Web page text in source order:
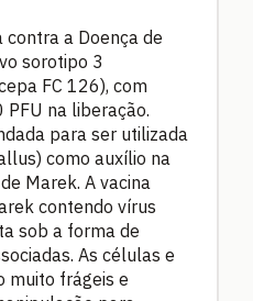
contra a Doença de
sorotipo 3
FC 126), com
na liberação.
para ser utilizada
como auxílio na
Marek. A vacina
contendo vírus
sob a forma de
As células e
muito frágeis e